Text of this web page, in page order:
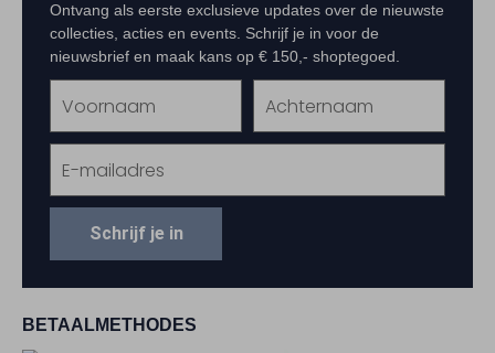
BETAALMETHODES
Ontvang als eerste exclusieve updates over de nieuwste
collecties, acties en events. Schrijf je in voor de
nieuwsbrief en maak kans op € 150,- shoptegoed.
Schrijf je in